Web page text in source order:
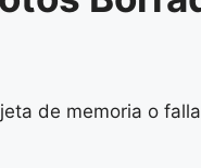
de memoria o